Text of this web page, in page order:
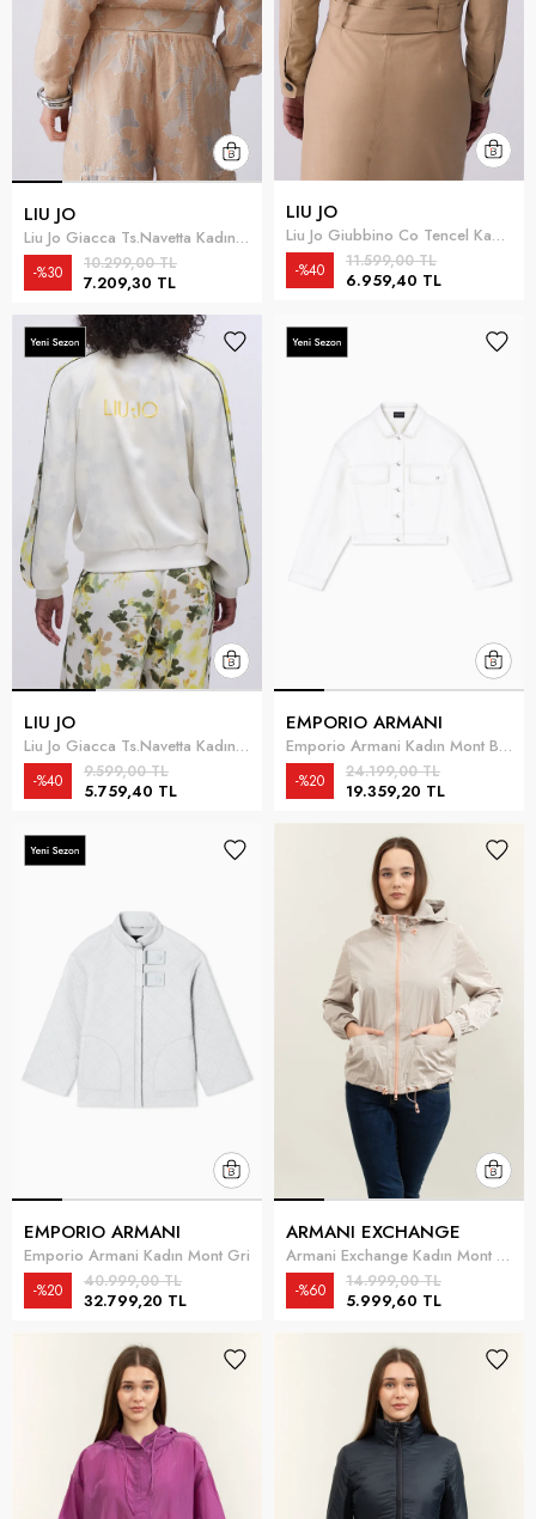
LIU JO
Liu Jo Giacca Ts.Navetta Kadın Mont Çok Renkli
7.209,30 TL
10.299,00 TL
%30
LIU JO
Liu Jo Giubbino Co Tencel Kadın Mont Çok Renkli
6.959,40 TL
11.599,00 TL
%40
LIU JO
Liu Jo Giacca Ts.Navetta Kadın Mont Çok Renkli
5.759,40 TL
9.599,00 TL
%40
EMPORIO ARMANI
Emporio Armani Kadın Mont Beyaz
19.359,20 TL
24.199,00 TL
%20
EMPORIO ARMANI
Emporio Armani Kadın Mont Gri
32.799,20 TL
40.999,00 TL
%20
ARMANI EXCHANGE
Armani Exchange Kadın Mont Beyaz
5.999,60 TL
14.999,00 TL
%60